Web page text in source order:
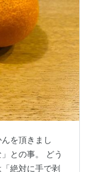
を頂きまし
との事。 どう
絶対に手で剥